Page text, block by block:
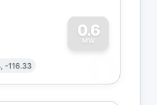
-116.33
0.6
MW
0